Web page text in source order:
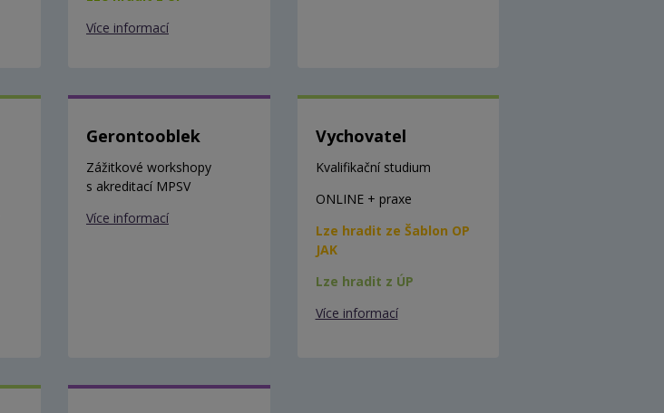
Více informací
Gerontooblek
Zážitkové workshopy
s akreditací MPSV
Více informací
Vychovatel
Kvalifikační studium
ONLINE + praxe
Lze hradit ze Šablon OP
JAK
Lze hradit z ÚP
Více informací